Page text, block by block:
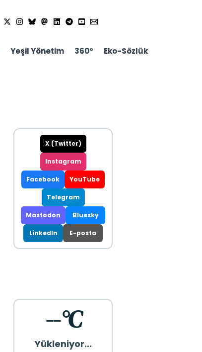
Yeşil Yönetim 360° Eko-Sözlük
X (Twitter)
Instagram
Facebook YouTube
Telegram
Mastodon Bluesky
LinkedIn E-posta
--°C
Yükleniyor...